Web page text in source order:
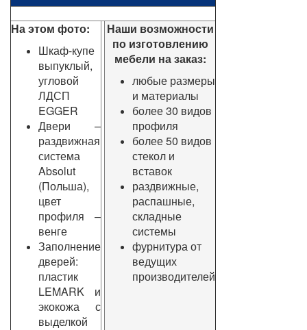
На этом фото:
Шкаф-купе
выпуклый,
угловой
ЛДСП
EGGER
Двери –
раздвижная
система
Absolut
(Польша),
цвет
профиля –
венге
Заполнение
дверей:
пластик
LEMARK и
экокожа с
выделкой
Наши возможности
по изготовлению
мебели на заказ:
любые размеры
и материалы
более 30 видов
профиля
более 50 видов
стекол и
вставок
раздвижные,
распашные,
складные
системы
фурнитура от
ведущих
производителей